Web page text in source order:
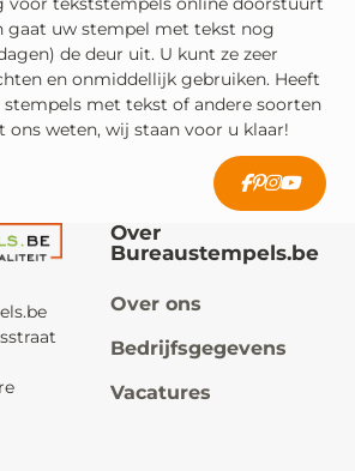
gaat uw stempel met tekst nog
de deur uit. U kunt ze zeer
en onmiddellijk gebruiken. Heeft
met tekst of andere soorten
ons weten, wij staan voor u klaar!
Over
Bureaustempels.be
Over ons
Bedrijfsgegevens
Vacatures